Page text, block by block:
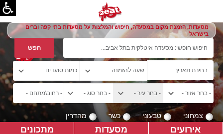
מסעדות, הזמנת מקום במסעדה, חיפוש והמלצות על מסעדות בתי קפה וברים
בישראל
צמחוני טבעוני כשר מהדרין
אירועים מסעדות מתכונים